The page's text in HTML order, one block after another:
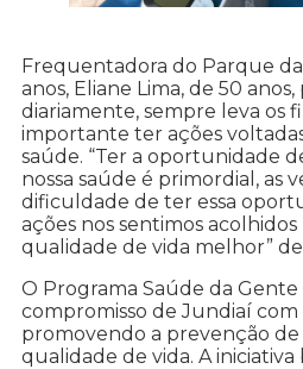
Frequentadora do Parque
anos, Eliane Lima, de 50
diariamente, sempre leva os
importante ter ações
saúde. “Ter a oportunidade
nossa saúde é primordial, as
dificuldade de ter essa
ações nos sentimos
qualidade de vida melhor”
O Programa Saúde da
compromisso de Jundiaí
promovendo a prevenção de
qualidade de vida. A iniciativa